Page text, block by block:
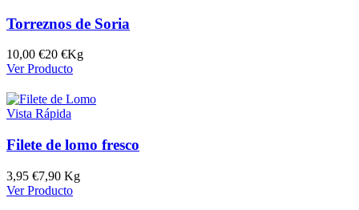
Torreznos de Soria
10,00 €20 €Kg
Ver Producto
Vista Rápida
Filete de lomo fresco
3,95 €7,90 Kg
Ver Producto